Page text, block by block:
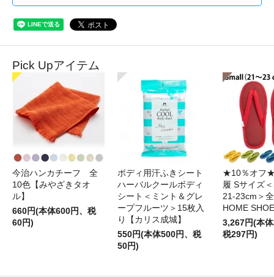
Pick Upアイテム
今治ハンカチーフ 全
10色【みやざきタオ
ル】
660円(本体600円、税
60円)
ボディ用汗ふきシート
ハーバルクールボディ
シート＜ミント＆グレ
ープフルーツ＞15枚入
り【カリス成城】
550円(本体500円、税
50円)
★10％オフ
履 Sサイズ
21-23cm＞
HOME
3,267円(本
税297円)